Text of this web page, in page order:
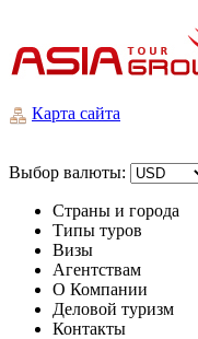
Карта сайта
Выбор валюты:
Страны и города
Типы туров
Визы
Агентствам
О Компании
Деловой туризм
Контакты